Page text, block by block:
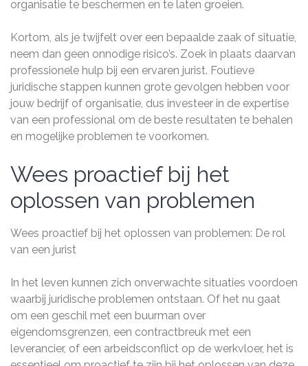
organisatie te beschermen en te laten groeien.
Kortom, als je twijfelt over een bepaalde zaak of situatie,
neem dan geen onnodige risico’s. Zoek in plaats daarvan
professionele hulp bij een ervaren jurist. Foutieve
juridische stappen kunnen grote gevolgen hebben voor
jouw bedrijf of organisatie, dus investeer in de expertise
van een professional om de beste resultaten te behalen
en mogelijke problemen te voorkomen.
Wees proactief bij het
oplossen van problemen
Wees proactief bij het oplossen van problemen: De rol
van een jurist
In het leven kunnen zich onverwachte situaties voordoen
waarbij juridische problemen ontstaan. Of het nu gaat
om een geschil met een buurman over
eigendomsgrenzen, een contractbreuk met een
leverancier, of een arbeidsconflict op de werkvloer, het is